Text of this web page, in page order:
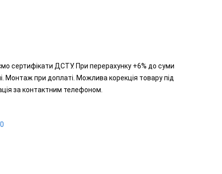
сертифікати ДСТУ. При перерахунку +6% до суми
Монтаж при доплаті. Можлива корекція товару під
за контактним телефоном.
0